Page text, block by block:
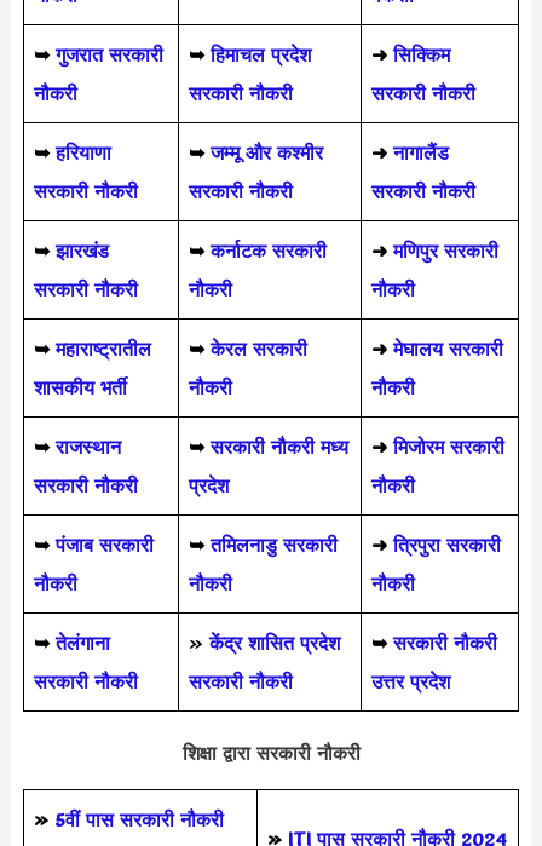
➥ गुजरात सरकारी
नौकरी
➥हिमाचल प्रदेश
सरकारी नौकरी
➜ सिक्किम
सरकारी नौकरी
➥हरियाणा
सरकारी नौकरी
➥जम्मू और कश्मीर
सरकारी नौकरी
➜ नागालैंड
सरकारी नौकरी
➥ झारखंड
सरकारी नौकरी
➥ कर्नाटक सरकारी
नौकरी
➜ मणिपुर सरकारी
नौकरी
➥ महाराष्ट्रातील
शासकीय भर्ती
➥ केरल सरकारी
नौकरी
➜ मेघालय सरकारी
नौकरी
➥ राजस्थान
सरकारी नौकरी
➥सरकारी नौकरी मध्य
प्रदेश
➜मिजोरम सरकारी
नौकरी
➥ पंजाब सरकारी
नौकरी
➥ तमिलनाडु सरकारी
नौकरी
➜ त्रिपुरा सरकारी
नौकरी
➥तेलंगाना
सरकारी नौकरी
»केंद्र शासित प्रदेश
सरकारी नौकरी
➥ सरकारी नौकरी
उत्तर प्रदेश
शिक्षा द्वारा सरकारी नौकरी
» 5वीं पास सरकारी नौकरी
» ITI पास सरकारी नौकरी 2024